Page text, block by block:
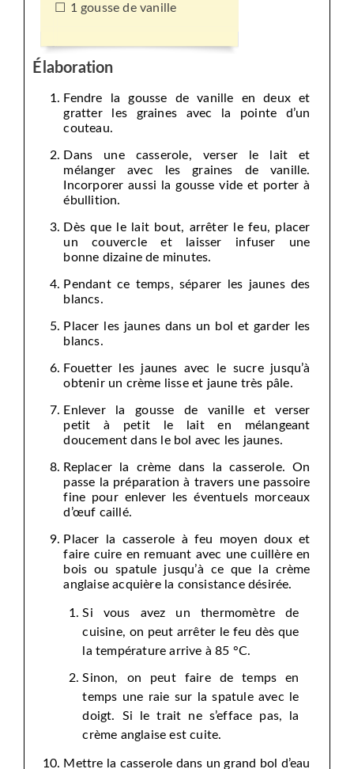
1 gousse de vanille
Élaboration
Fendre la gousse de vanille en deux et
gratter les graines avec la pointe d’un
couteau.
Dans une casserole, verser le lait et
mélanger avec les graines de vanille.
Incorporer aussi la gousse vide et porter à
ébullition.
Dès que le lait bout, arrêter le feu, placer
un couvercle et laisser infuser une
bonne dizaine de minutes.
Pendant ce temps, séparer les jaunes des
blancs.
Placer les jaunes dans un bol et garder les
blancs.
Fouetter les jaunes avec le sucre jusqu’à
obtenir un crème lisse et jaune très pâle.
Enlever la gousse de vanille et verser
petit à petit le lait en mélangeant
doucement dans le bol avec les jaunes.
Replacer la crème dans la casserole. On
passe la préparation à travers une passoire
fine pour enlever les éventuels morceaux
d’œuf caillé.
Placer la casserole à feu moyen doux et
faire cuire en remuant avec une cuillère en
bois ou spatule jusqu’à ce que la crème
anglaise acquière la consistance désirée.
Si vous avez un thermomètre de
cuisine, on peut arrêter le feu dès que
la température arrive à 85 °C.
Sinon, on peut faire de temps en
temps une raie sur la spatule avec le
doigt. Si le trait ne s’efface pas, la
crème anglaise est cuite.
Mettre la casserole dans un grand bol d’eau